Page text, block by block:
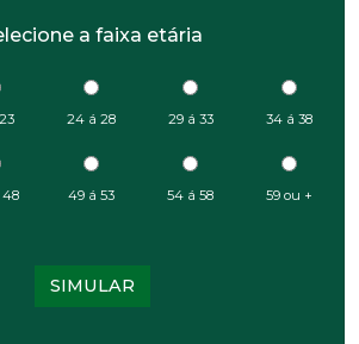
a faixa etária
24 á 28 29 á 33 34 á 38
49 á 53 54 á 58 59 ou +
SIMULAR